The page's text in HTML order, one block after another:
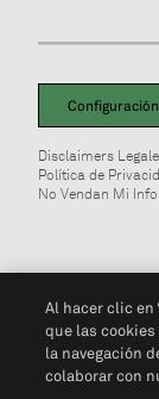
Disclaimers
Política de
No Vendan Mi
Al hacer clic en
que las
la navegación
colaborar con